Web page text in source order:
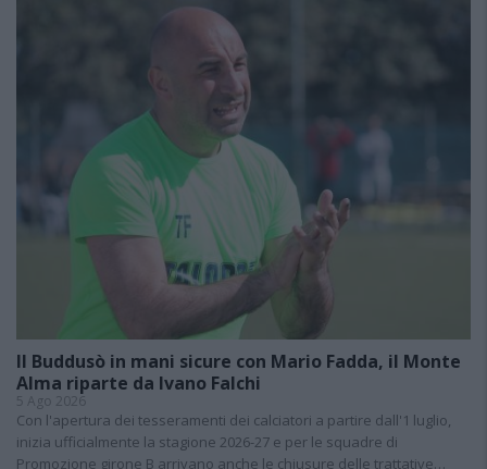
Il Buddusò in mani sicure con Mario Fadda, il Monte
Alma riparte da Ivano Falchi
5 Ago 2026
Con l'apertura dei tesseramenti dei calciatori a partire dall'1 luglio,
inizia ufficialmente la stagione 2026-27 e per le squadre di
Promozione girone B arrivano anche le chiusure delle trattative…